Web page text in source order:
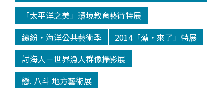
「太平洋之美」環境教育藝術特展
繽紛‧海洋公共藝術季
2014「藻‧來了」特展
討海人－世界漁人群像攝影展
戀. 八斗 地方藝術展